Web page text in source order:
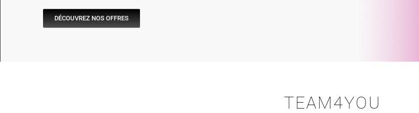
DÉCOUVREZ NOS OFFRES
TEAM4YOU